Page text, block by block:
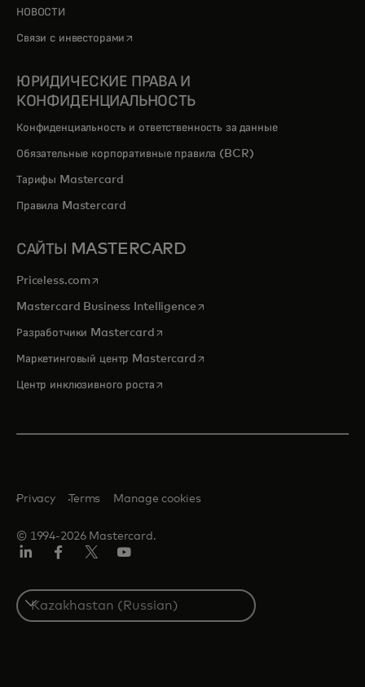
НОВОСТИ
Связи с инвесторами opens in a new tab
ЮРИДИЧЕСКИЕ ПРАВА И
КОНФИДЕНЦИАЛЬНОСТЬ
Конфиденциальность и ответственность за данные
Обязательные корпоративные правила (BCR)
Тарифы Mastercard
Правила Mastercard
САЙТЫ MASTERCARD
Priceless.com opens in a new tab
Mastercard Business Intelligenceopens in a new tab
Разработчики Mastercardopens in a new tab
Маркетинговый центр Mastercardopens in a new tab
Центр инклюзивного ростаopens in a new tab
© 1994-2026 Mastercard.
Privacy Terms Manage cookies
Select
a
country